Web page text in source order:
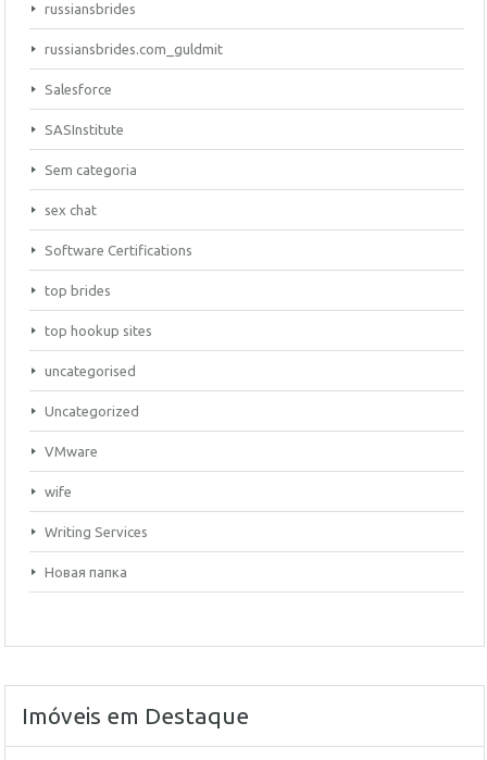
russiansbrides
russiansbrides.com_guldmit
Salesforce
SASInstitute
Sem categoria
sex chat
Software Certifications
top brides
top hookup sites
uncategorised
Uncategorized
VMware
wife
Writing Services
Новая папка
Imóveis em Destaque